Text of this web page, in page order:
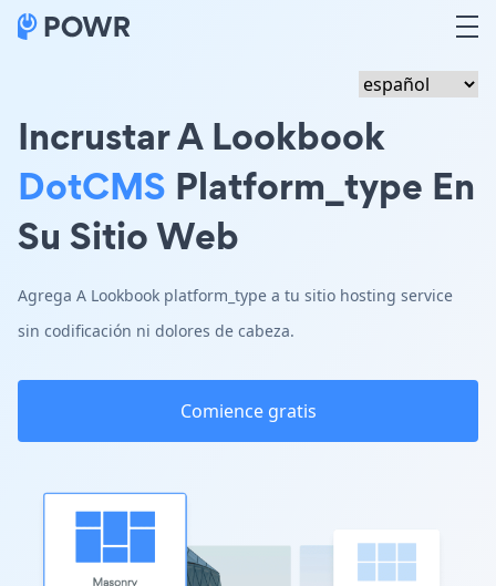
Incrustar A Lookbook
DotCMS Platform_type En
Su Sitio Web
Agrega A Lookbook platform_type a tu sitio hosting service
sin codificación ni dolores de cabeza.
Comience gratis